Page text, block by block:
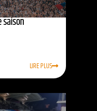
saison
LIRE PLUS